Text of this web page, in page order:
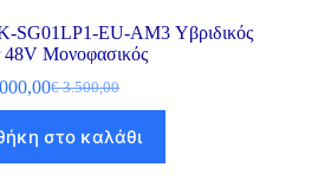
SG01LP1-EU-AM3 Υβριδικός
48V Μονοφασικός
€3.500,00
στο καλάθι